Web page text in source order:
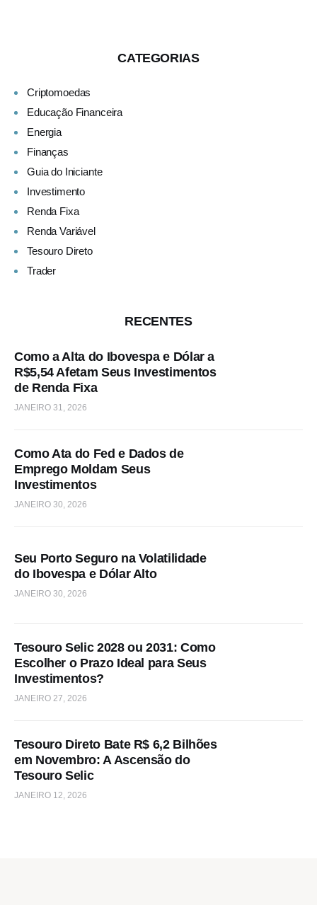
CATEGORIAS
Criptomoedas
Educação Financeira
Energia
Finanças
Guia do Iniciante
Investimento
Renda Fixa
Renda Variável
Tesouro Direto
Trader
RECENTES
Como a Alta do Ibovespa e Dólar a
R$5,54 Afetam Seus Investimentos
de Renda Fixa
JANEIRO 31, 2026
Como Ata do Fed e Dados de
Emprego Moldam Seus
Investimentos
JANEIRO 30, 2026
Seu Porto Seguro na Volatilidade
do Ibovespa e Dólar Alto
JANEIRO 30, 2026
Tesouro Selic 2028 ou 2031: Como
Escolher o Prazo Ideal para Seus
Investimentos?
JANEIRO 27, 2026
Tesouro Direto Bate R$ 6,2 Bilhões
em Novembro: A Ascensão do
Tesouro Selic
JANEIRO 12, 2026